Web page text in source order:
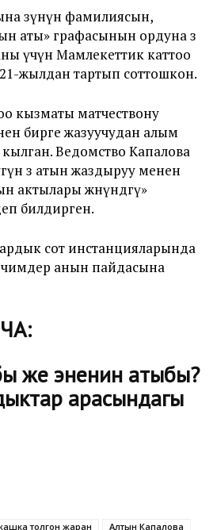
өзүнүн фамилиясын,
аты» графасынын ордуна өз
үчүн Мамлекеттик каттоо
жылдан тартып соттошкон.
кызматы матчествону
бирге жазуучудан алым
кылган. Ведомство Капалова
өз атын жаздыруу менен
актылары жөнүндөгү»
билдирген.
сот инстанцияларында
анын пайдасына
же эненин атыбы?
арасындагы
толгон жаран Алтын Капалова